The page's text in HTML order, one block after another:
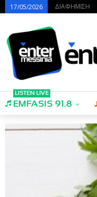
17/05/2026 ΔΙΑΦΗΜΙΣΗ
EMFASIS 91.8
LISTEN LIVE